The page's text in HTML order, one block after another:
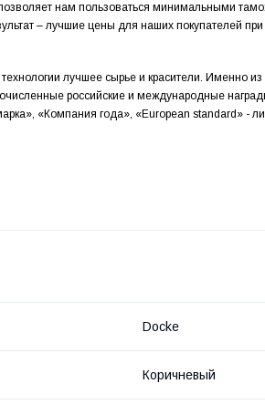
нам пользоваться минимальными
– лучшие цены для наших покупателей
лучшее сырье и красители. Именно
российские и международные
«Компания года», «European standard» -
Docke
Коричневый